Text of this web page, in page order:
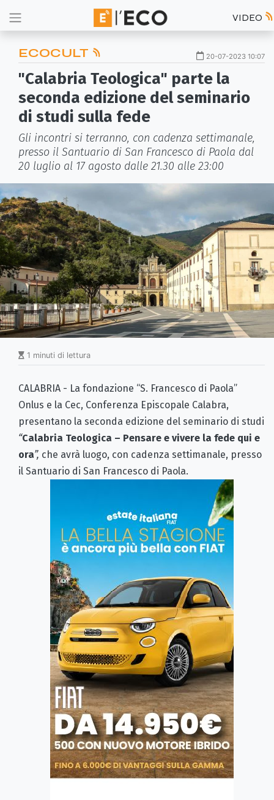
VIDEO
ECOCULT 20-07-2023 10:07
"Calabria Teologica" parte la
seconda edizione del seminario
di studi sulla fede
Gli incontri si terranno, con cadenza settimanale,
presso il Santuario di San Francesco di Paola dal
20 luglio al 17 agosto dalle 21.30 alle 23:00
1 minuti di lettura
CALABRIA - La fondazione “S. Francesco di Paola”
Onlus e la Cec, Conferenza Episcopale Calabra,
presentano la seconda edizione del seminario di studi
“Calabria Teologica – Pensare e vivere la fede qui e
ora”, che avrà luogo, con cadenza settimanale, presso
il Santuario di San Francesco di Paola.